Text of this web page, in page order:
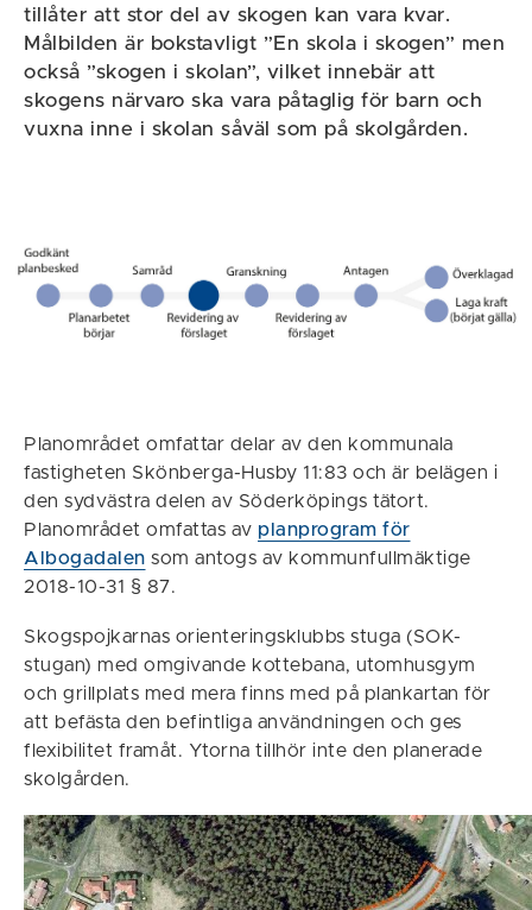
tillåter att stor del av skogen kan vara kvar.
Målbilden är bokstavligt ”En skola i skogen” men
också ”skogen i skolan”, vilket innebär att
skogens närvaro ska vara påtaglig för barn och
vuxna inne i skolan såväl som på skolgården.
Planområdet omfattar delar av den kommunala
fastigheten Skönberga-Husby 11:83 och är belägen i
den sydvästra delen av Söderköpings tätort.
Planområdet omfattas av planprogram för
Albogadalen som antogs av kommunfullmäktige
2018-10-31 § 87.
Skogspojkarnas orienteringsklubbs stuga (SOK-
stugan) med omgivande kottebana, utomhusgym
och grillplats med mera finns med på plankartan för
att befästa den befintliga användningen och ges
flexibilitet framåt. Ytorna tillhör inte den planerade
skolgården.